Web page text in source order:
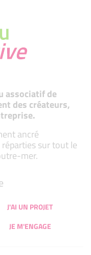
associatif de
des créateurs,
ancré
sur tout le
mer.
J'AI UN PROJET
JE M'ENGAGE